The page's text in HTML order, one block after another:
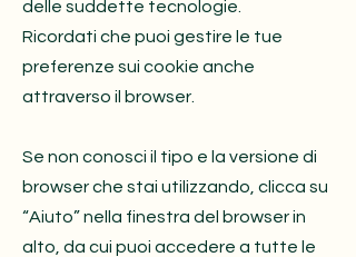
delle suddette tecnologie.
Ricordati che puoi gestire le tue
preferenze sui cookie anche
attraverso il browser.
Se non conosci il tipo e la versione di
browser che stai utilizzando, clicca su
“Aiuto” nella finestra del browser in
alto, da cui puoi accedere a tutte le